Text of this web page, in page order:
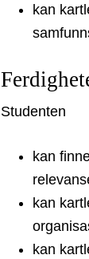
kan
Studenten
kan
kan
kan